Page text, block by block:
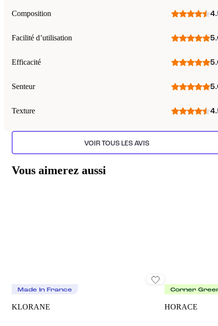
Composition
Facilité d’utilisation
Efficacité
Senteur
Texture
VOIR TOUS LES AVIS
Vous aimerez aussi
Made In France
KLORANE
Corner
HORACE